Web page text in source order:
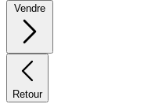
Vendre
Retour